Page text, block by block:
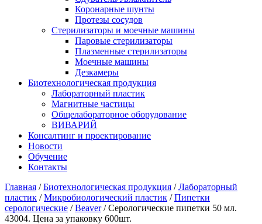
Коронарные шунты
Протезы сосудов
Стерилизаторы и моечные машины
Паровые стерилизаторы
Плазменные стерилизаторы
Моечные машины
Дезкамеры
Биотехнологическая продукция
Лабораторный пластик
Магнитные частицы
Общелабораторное оборудование
ВИВАРИЙ
Консалтинг и проектирование
Новости
Обучение
Контакты
Главная /Биотехнологическая продукция /Лабораторный
пластик /Микробиологический пластик /Пипетки
серологические /Beaver/Серологические пипетки 50 мл.
43004. Цена за упаковку 600шт.